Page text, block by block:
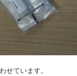
せています。